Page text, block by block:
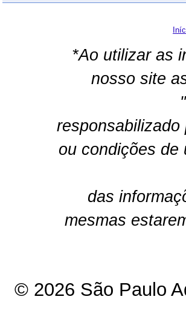
*Ao utilizar as
nosso site
ou condições de
das
mesmas
© 2026 São Paulo